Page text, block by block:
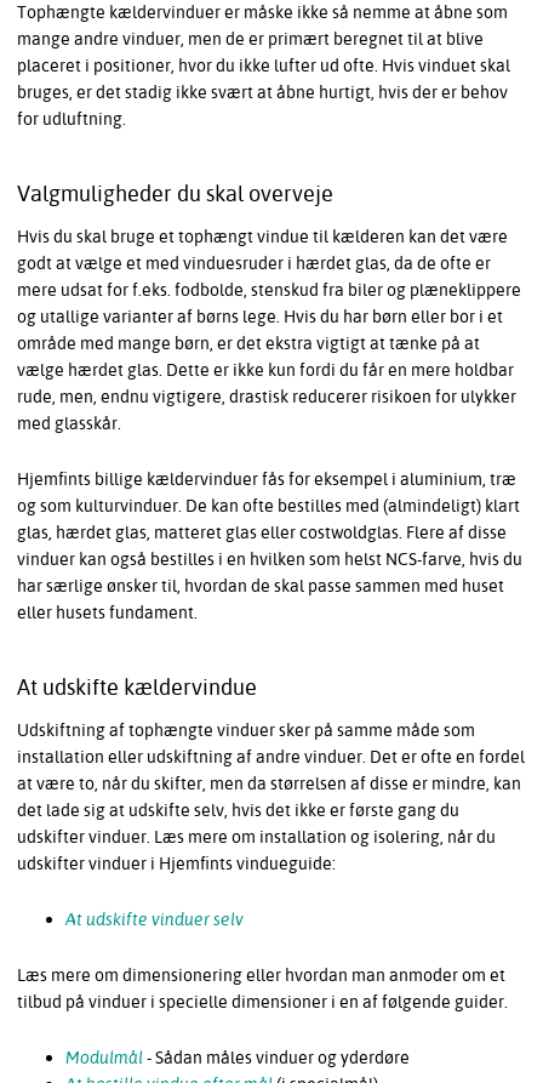
Tophængte kældervinduer er måske ikke så nemme at åbne som
mange andre vinduer, men de er primært beregnet til at blive
placeret i positioner, hvor du ikke lufter ud ofte. Hvis vinduet skal
bruges, er det stadig ikke svært at åbne hurtigt, hvis der er behov
for udluftning.
Valgmuligheder du skal overveje
Hvis du skal bruge et tophængt vindue til kælderen kan det være
godt at vælge et med vinduesruder i hærdet glas, da de ofte er
mere udsat for f.eks. fodbolde, stenskud fra biler og plæneklippere
og utallige varianter af børns lege. Hvis du har børn eller bor i et
område med mange børn, er det ekstra vigtigt at tænke på at
vælge hærdet glas. Dette er ikke kun fordi du får en mere holdbar
rude, men, endnu vigtigere, drastisk reducerer risikoen for ulykker
med glasskår.
Hjemfints billige kældervinduer fås for eksempel i aluminium, træ
og som kulturvinduer. De kan ofte bestilles med (almindeligt) klart
glas, hærdet glas, matteret glas eller costwoldglas. Flere af disse
vinduer kan også bestilles i en hvilken som helst NCS-farve, hvis du
har særlige ønsker til, hvordan de skal passe sammen med huset
eller husets fundament.
At udskifte kældervindue
Udskiftning af tophængte vinduer sker på samme måde som
installation eller udskiftning af andre vinduer. Det er ofte en fordel
at være to, når du skifter, men da størrelsen af disse er mindre, kan
det lade sig at udskifte selv, hvis det ikke er første gang du
udskifter vinduer. Læs mere om installation og isolering, når du
udskifter vinduer i Hjemfints vindueguide:
At udskifte vinduer selv
Læs mere om dimensionering eller hvordan man anmoder om et
tilbud på vinduer i specielle dimensioner i en af følgende guider.
Modulmål- Sådan måles vinduer og yderdøre